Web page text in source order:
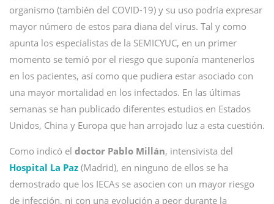
organismo (también del COVID-19) y su uso podría expresar
mayor número de estos para diana del virus. Tal y como
apunta los especialistas de la SEMICYUC, en un primer
momento se temió por el riesgo que suponía mantenerlos
en los pacientes, así como que pudiera estar asociado con
una mayor mortalidad en los infectados. En las últimas
semanas se han publicado diferentes estudios en Estados
Unidos, China y Europa que han arrojado luz a esta cuestión.
Como indicó el doctor Pablo Millán, intensivista del
Hospital La Paz (Madrid), en ninguno de ellos se ha
demostrado que los IECAs se asocien con un mayor riesgo
de infección, ni con una evolución a peor durante la